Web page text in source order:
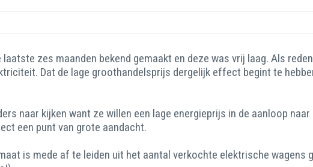
zes maanden bekend gemaakt en deze was vrij laag. Als
Dat de lage groothandelsprijs dergelijk effect begint te
naar kijken want ze willen een lage energieprijs in de aanloop
een punt van grote aandacht.
is mede af te leiden uit het aantal verkochte elektrische